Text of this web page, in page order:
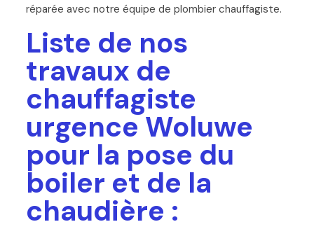
réparée avec notre équipe de plombier chauffagiste.
Liste de nos
travaux de
chauffagiste
urgence Woluwe
pour la pose du
boiler et de la
chaudière :